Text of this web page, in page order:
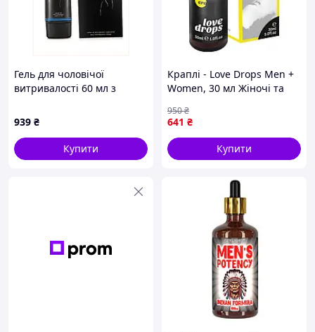
Гель для чоловічої
витривалості 60 мл з
7284EA69
939 ₴
Купити
Краплі - Love Drops Men +
Women, 30 мл Жіночі та
641 ₴
950₴
Купити